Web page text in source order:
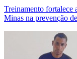
Treinamento fortalece
Minas na prevenção